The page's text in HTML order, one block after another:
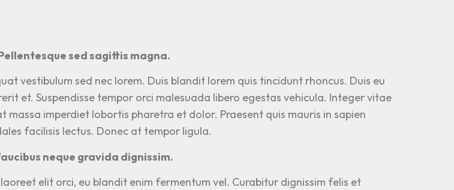
sed sagittis magna.
vestibulum sed nec lorem. Duis blandit lorem quis tincidunt rhoncus. Duis eu
et. Suspendisse tempor orci malesuada libero egestas vehicula. Integer vitae
massa imperdiet lobortis pharetra et dolor. Praesent quis mauris in sapien
facilisis lectus. Donec at tempor ligula.
neque gravida dignissim.
elit orci, eu blandit enim fermentum vel. Curabitur dignissim felis et